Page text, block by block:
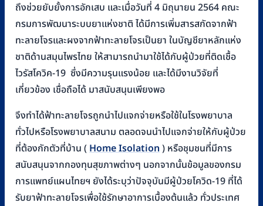
ถึงช่วยยับยั้งการอักเสบ และเมื่อวันที่ 4 มิถุนายน 2564 คณะ
กรมการพัฒนาระบบยาแห่งชาติ ได้มีการเพิ่มสารสกัดจากฟ้า
ทะลายโจรและผงจากฟ้าทะลายโจรเป็นยา ในบัญชียาหลักแห่ง
ชาติด้านสมุนไพรไทย ให้สามารถนำมาใช้ได้กับผู้ป่วยที่ติดเชื้อ
ไวรัสโควิค-19 ซึ่งมีความรุนแรงน้อย และได้มีงานวิจัยที่
เกี่ยวข้อง เชื่อถือได้ มาสนับสนุนเพียงพอ
จึงทำได้ฟ้าทะลายโจรถูกนำไปแจกจ่ายหรือใช้ในโรงพยาบาล
ทั่วไปหรือโรงพยาบาลสนาม ตลอดจนนำไปแจกจ่ายให้กับผู้ป่วย
ที่ต้องกักตัวที่บ้าน (Home Isolation) หรือชุมชนที่มีการ
สนับสนุนจากกองทุนสุขภาพต่างๆ นอกจากนั้นข้อมูลของกรม
การแพทย์แผนไทยฯ ยังได้ระบุว่าปัจจุบันมีผู้ป่วยโควิด-19 ที่ได้
รับยาฟ้าทะลายโจรเพื่อใช้รักษาอาการเบื้องต้นแล้ว ทั่วประเทศ